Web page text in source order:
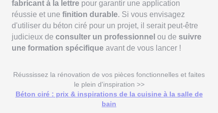
fabricant à la lettre pour garantir une application
réussie et une finition durable. Si vous envisagez
d'utiliser du béton ciré pour un projet, il serait peut-être
judicieux de consulter un professionnel ou de suivre
une formation spécifique avant de vous lancer !
Réussissez la rénovation de vos pièces fonctionnelles et faites
le plein d'inspiration >>
Béton ciré : prix & inspirations de la cuisine à la salle de
bain